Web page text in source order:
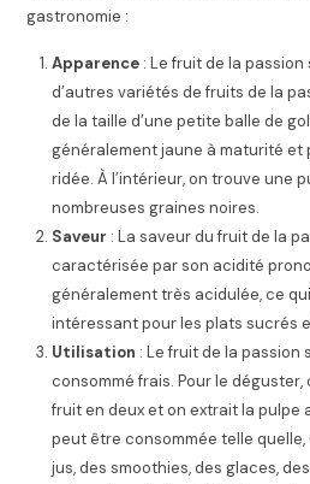
gastronomie :
Apparence : Le fruit de la
d’autres variétés de fruits de la
de la taille d’une petite balle de
généralement jaune à maturité
ridée. À l’intérieur, on trouve une
nombreuses graines noires.
Saveur : La saveur du fruit de la
caractérisée par son acidité
généralement très acidulée, ce
intéressant pour les plats sucrés
Utilisation : Le fruit de la
consommé frais. Pour le
fruit en deux et on extrait la pulpe
peut être consommée telle
jus, des smoothies, des glaces,